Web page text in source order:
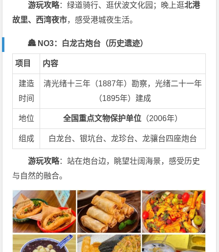
游玩攻略：绿道骑行、逛伏波文化园；晚上逛北港
故里、西湾夜市，感受港城夜生活。
🏯 NO3：白龙古炮台（历史遗迹）
项目 内容
建造
时间
清光绪十三年（1887年）勘察，光绪二十一年
（1895年）建成
地位 全国重点文物保护单位 （2006年）
组成 白龙台、银坑台、龙珍台、龙骧台四座炮台
游玩攻略：站在炮台边，眺望壮阔海景，感受历史
与自然的融合。